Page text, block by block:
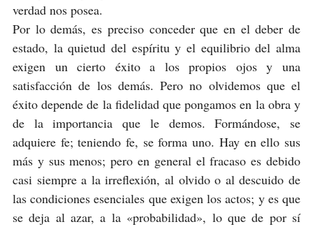
verdad nos posea.
Por lo demás, es preciso conceder que en el deber de
estado, la quietud del espíritu y el equilibrio del alma
exigen un cierto éxito a los propios ojos y una
satisfacción de los demás. Pero no olvidemos que el
éxito depende de la fidelidad que pongamos en la obra y
de la importancia que le demos. Formándose, se
adquiere fe; teniendo fe, se forma uno. Hay en ello sus
más y sus menos; pero en general el fracaso es debido
casi siempre a la irreflexión, al olvido o al descuido de
las condiciones esenciales que exigen los actos; y es que
se deja al azar, a la «probabilidad», lo que de por sí